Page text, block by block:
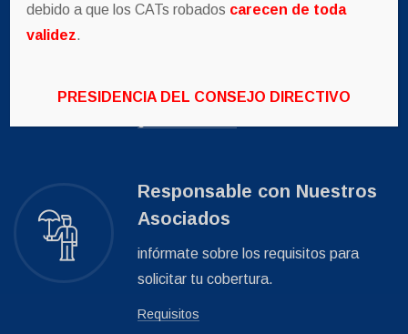
Responsable con Nuestros
Asociados
infórmate sobre los requisitos para
solicitar tu cobertura.
Requisitos
debido a que los CATs robados carecen de toda
validez.
PRESIDENCIA DEL CONSEJO DIRECTIVO